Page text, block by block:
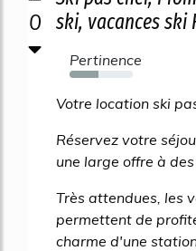
0
ski, vacances ski
Pertinence
46%
Votre location ski
Réservez votre
une large offre à
Très attendues, les
permettent de
charme d'une